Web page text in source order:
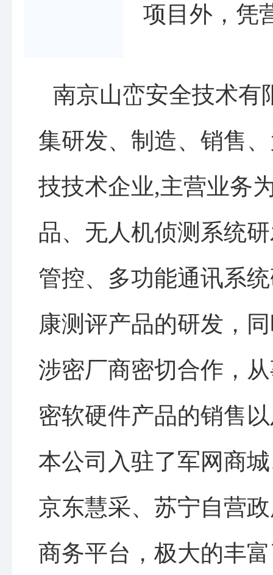
项目外，凭
南京山峦安全技术有
集研发、制造、销售
技技术企业,主营业务
品、无人机侦测系统
管控、多功能通讯系
康测评产品的研发，
涉密厂商密切合作，
密软硬件产品的销售
本公司入驻了军网商
京东慧采、苏宁自营
商务平台，极大的丰